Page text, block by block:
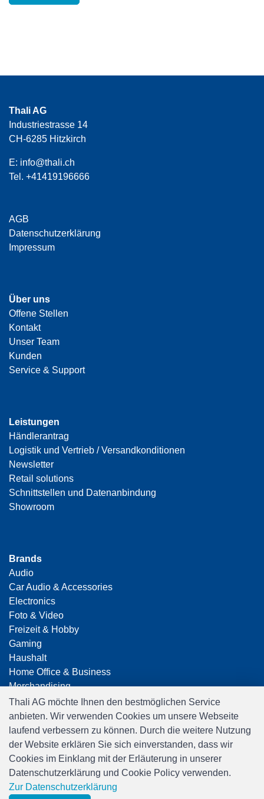
Thali AG
Industriestrasse 14
CH-6285 Hitzkirch
E: info@thali.ch
Tel. +41419196666
AGB
Datenschutzerklärung
Impressum
Über uns
Offene Stellen
Kontakt
Unser Team
Kunden
Service & Support
Leistungen
Händlerantrag
Logistik und Vertrieb / Versandkonditionen
Newsletter
Retail solutions
Schnittstellen und Datenanbindung
Showroom
Brands
Audio
Car Audio & Accessories
Electronics
Foto & Video
Freizeit & Hobby
Gaming
Haushalt
Home Office & Business
Merchandising
Smart Home
Spielwaren
Travel
Thali AG möchte Ihnen den bestmöglichen Service
anbieten. Wir verwenden Cookies um unsere Webseite
laufend verbessern zu können. Durch die weitere Nutzung
der Website erklären Sie sich einverstanden, dass wir
Cookies im Einklang mit der Erläuterung in unserer
Datenschutzerklärung und Cookie Policy verwenden.
Zur Datenschutzerklärung